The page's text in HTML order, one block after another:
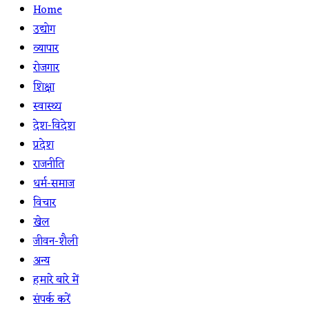
Home
उद्योग
व्यापार
रोजगार
शिक्षा
स्वास्थ्य
देश-विदेश
प्रदेश
राजनीति
धर्म-समाज
विचार
खेल
जीवन-शैली
अन्य
हमारे बारे में
संपर्क करें